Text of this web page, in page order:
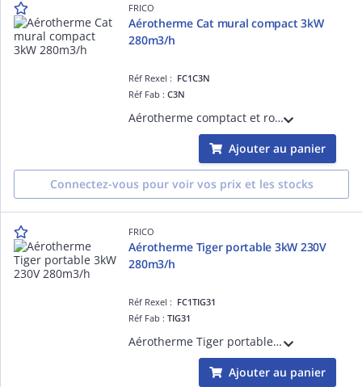
FRICO
Aérotherme Cat mural compact 3kW
280m3/h
Réf Rexel : FC1C3N
Réf Fab :C3N
Aérotherme comptact et robuste déstiné à une utilisation fixe qui convient aux locaux tels que les petits entrepôts. Câblés en 400V 3N~ (commutable en tri 230V). IP44. Thermostat TAP16R à commander séparément.
Ajouter au panier
Connectez-vous pour voir vos prix et les stocks
FRICO
Aérotherme Tiger portable 3kW 230V
280m3/h
Réf Rexel : FC1TIG31
Réf Fab :TIG31
Aérotherme Tiger portable 3kW, alimentation monophasée 230V 280m3/h
Ajouter au panier